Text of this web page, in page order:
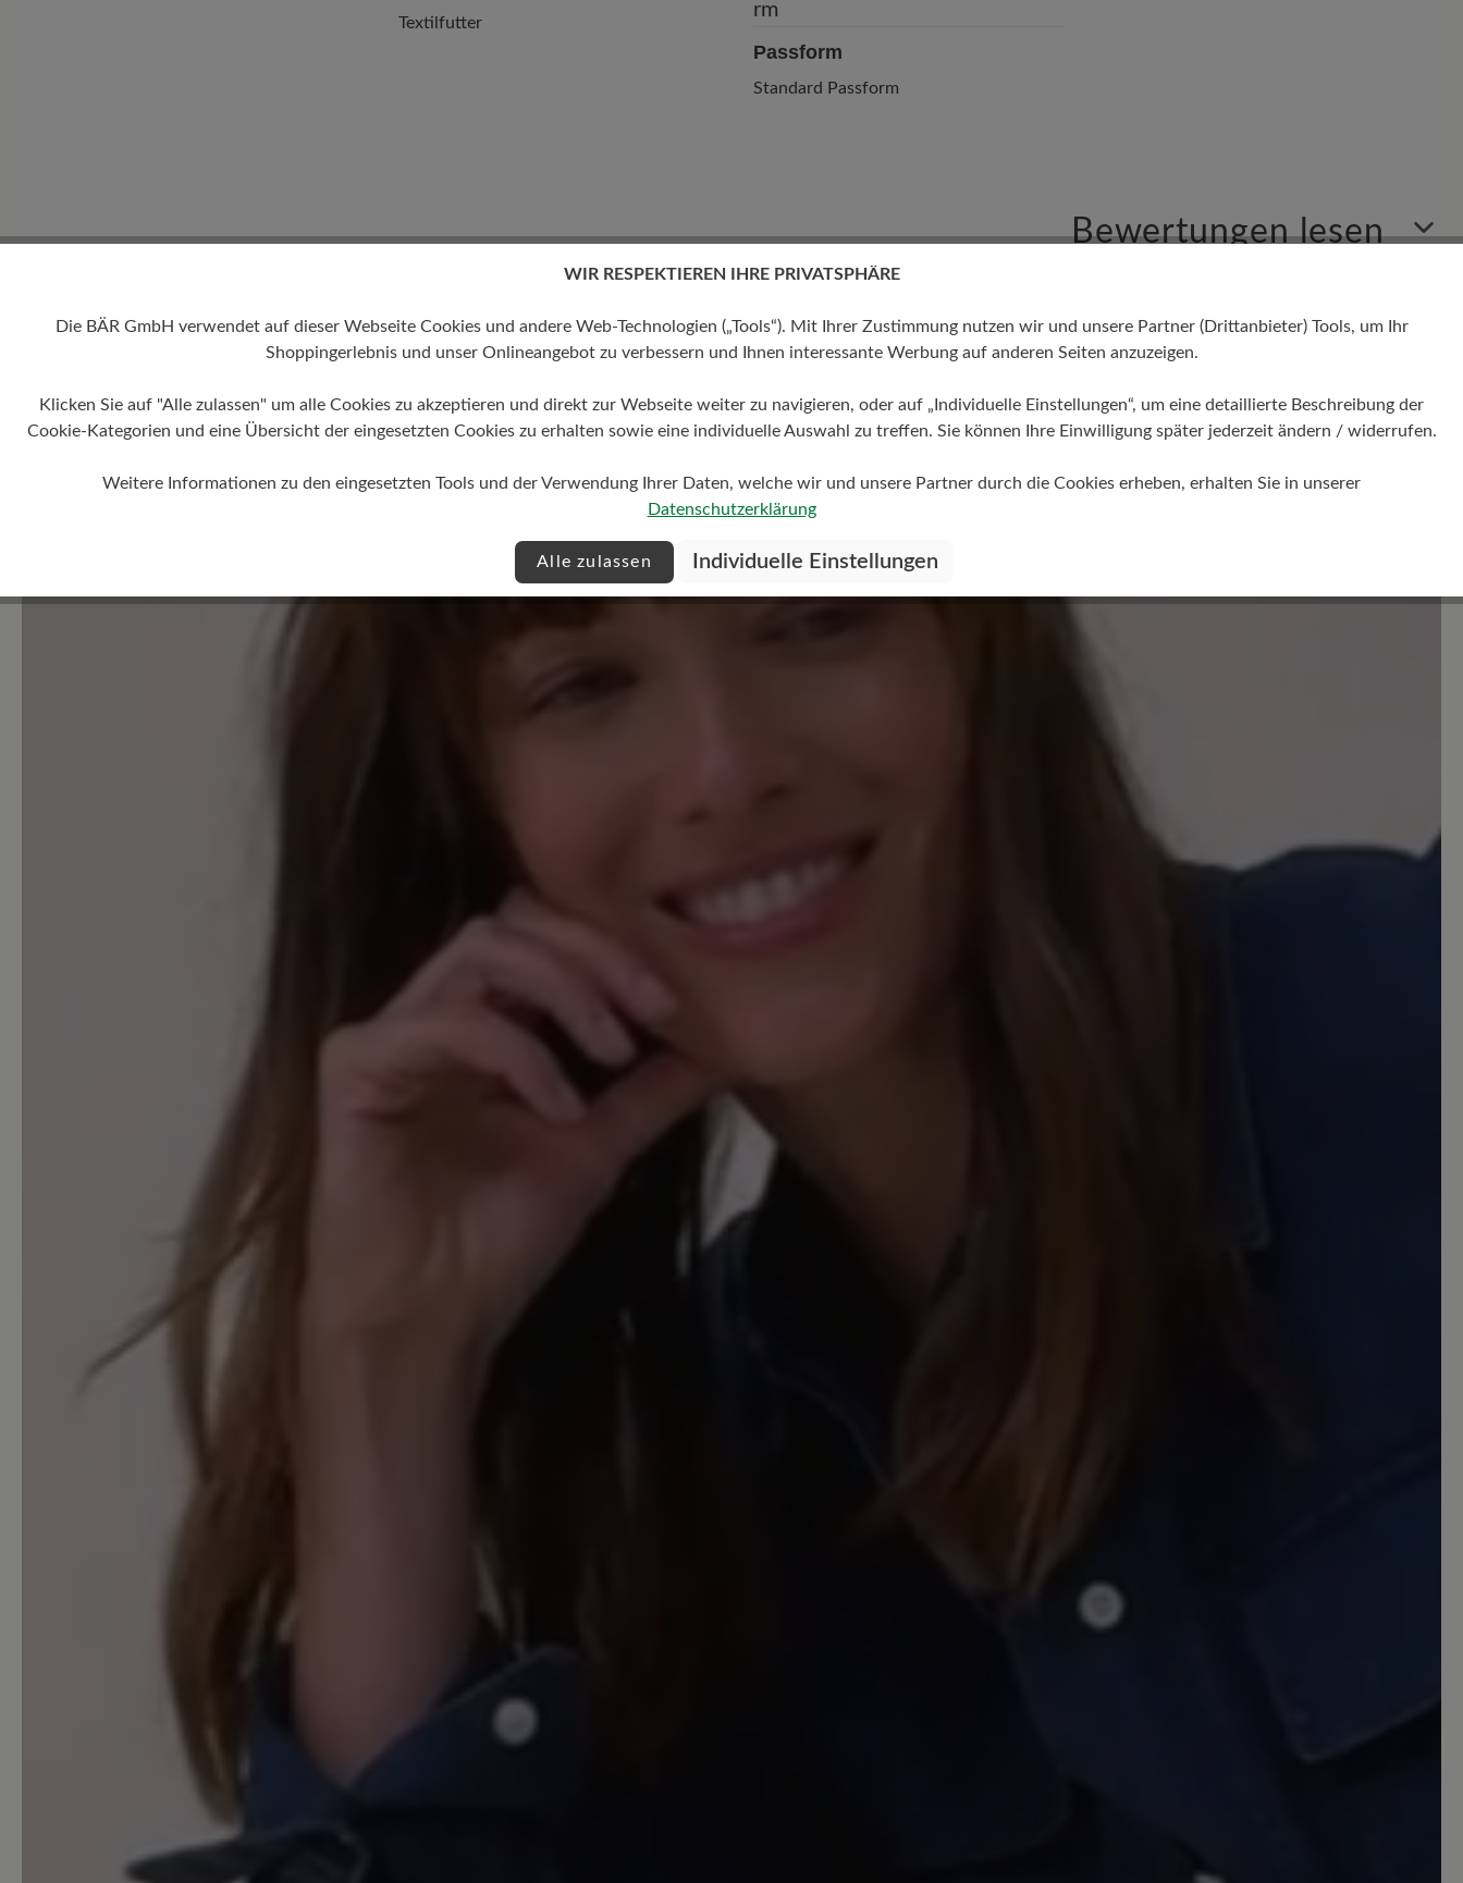
Textilfutter
Passform
Standard Passform
Bewertungen lesen
Average rating of 2 out of 5 stars
2 von 5 Sternen
Perfekt (0) 0%
Sehr gut (0) 0%
0%
Teilen Sie Ihre Erfahrungen mit dem
12. Mai 2026 16:54
Review with rating of 2 out of 5 stars
Verbesserungen wären zum Vornehmen
Vom Tragen her sind diese Einlagen super, leider gehen
diese recht schnell an den Rändern kaputt, d.h. die
WIR RESPEKTIEREN IHRE PRIVATSPHÄRE
Die BÄR GmbH verwendet auf dieser Webseite Cookies und andere Web-Technologien („Tools“). Mit Ihrer Zustimmung nutzen wir und unsere Partner (Drittanbieter) Tools, um Ihr
Shoppingerlebnis und unser Onlineangebot zu verbessern und Ihnen interessante Werbung auf anderen Seiten anzuzeigen.
Klicken Sie auf "Alle zulassen" um alle Cookies zu akzeptieren und direkt zur Webseite weiter zu navigieren, oder auf „Individuelle Einstellungen“, um eine detaillierte Beschreibung der
Cookie-Kategorien und eine Übersicht der eingesetzten Cookies zu erhalten sowie eine individuelle Auswahl zu treffen. Sie können Ihre Einwilligung später jederzeit ändern / widerrufen.
Weitere Informationen zu den eingesetzten Tools und der Verwendung Ihrer Daten, welche wir und unsere Partner durch die Cookies erheben, erhalten Sie in unserer
Datenschutzerklärung
Alle zulassen Individuelle Einstellungen